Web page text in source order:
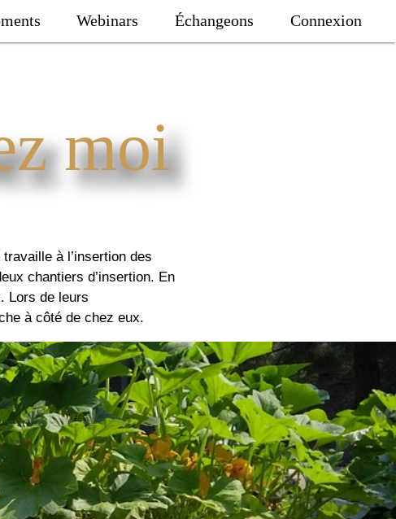
Webinars Échangeons Connexion
moi
à l’insertion des
chantiers d’insertion. En
Lors de leurs
à côté de chez eux.